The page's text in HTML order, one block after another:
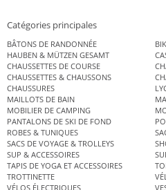
Catégories principales
BÂTONS DE RANDONNÉE
HAUBEN & MÜTZEN GESAMT
CHAUSSETTES DE COURSE
CHAUSSETTES & CHAUSSONS
CHAUSSURES
MAILLOTS DE BAIN
MOBILIER DE CAMPING
PANTALONS DE SKI DE FOND
ROBES & TUNIQUES
SACS DE VOYAGE & TROLLEYS
SUP & ACCESSOIRES
TAPIS DE YOGA ET ACCESSOIRES
TROTTINETTE
VÉLOS ÉLECTRIQUES